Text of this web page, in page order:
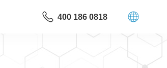
400 186 0818